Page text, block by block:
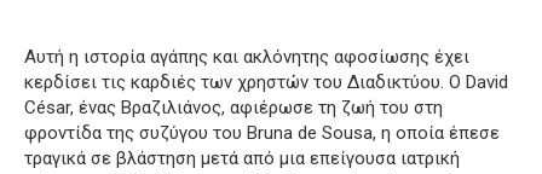
Αυτή η ιστορία αγάπης και ακλόνητης αφοσίωσης έχει
κερδίσει τις καρδιές των χρηστών του Διαδικτύου. Ο David
César, ένας Βραζιλιάνος, αφιέρωσε τη ζωή του στη
φροντίδα της συζύγου του Bruna de Sousa, η οποία έπεσε
τραγικά σε βλάστηση μετά από μια επείγουσα ιατρική